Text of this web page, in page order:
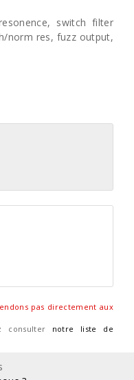
switch filter
norm res, fuzz output,
pas directement aux
consulter notre liste de